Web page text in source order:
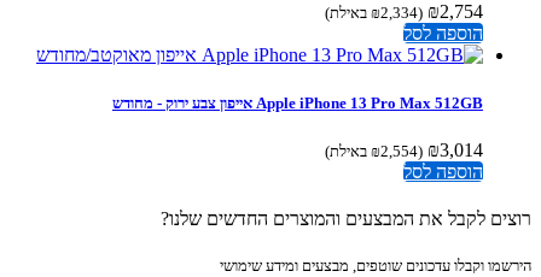
₪2,754
(
₪2,334 באילת)
הוספה לסל
Apple iPhone 13 Pro Max 512GB אייפון צבע ירוק - מחודש
₪3,014
(
₪2,554 באילת)
הוספה לסל
לקבל את המבצעים והמוצרים החדשים שלנו?
וקבלו עדכונים שוטפים, מבצעים ומידע שימושי